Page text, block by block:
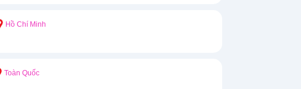
Hồ Chí Minh
Toàn Quốc